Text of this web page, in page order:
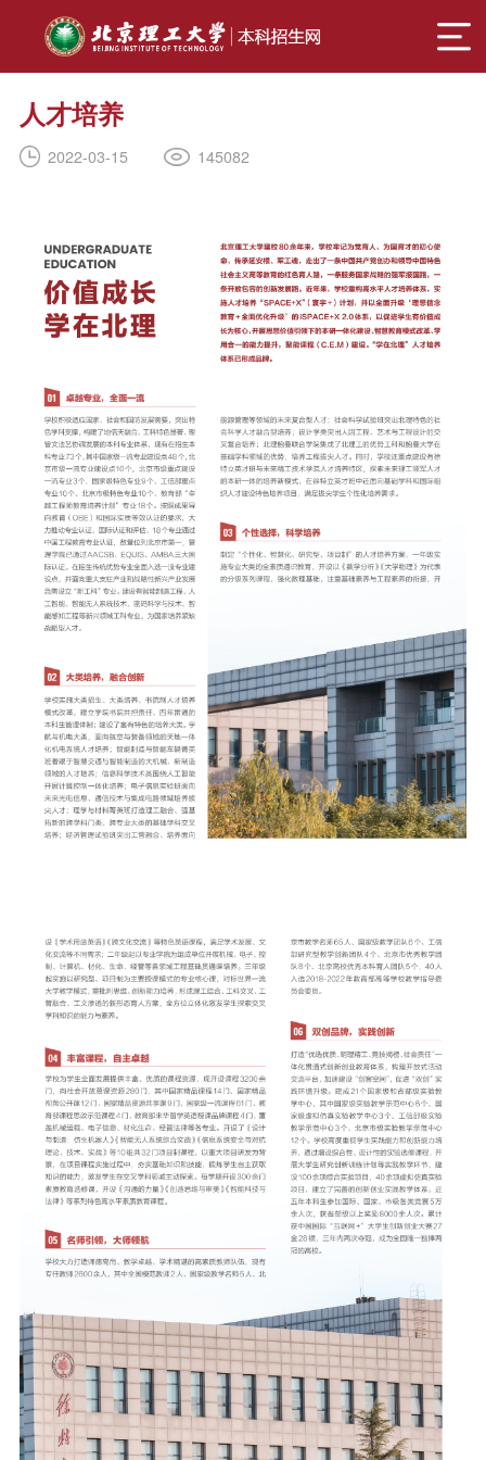
人才培养
2022-03-15 145082